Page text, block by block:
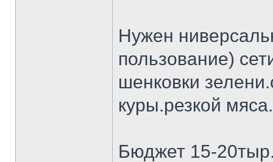
Нужен
пользование)
шенковки
куры.резкой
Бюджет 15-